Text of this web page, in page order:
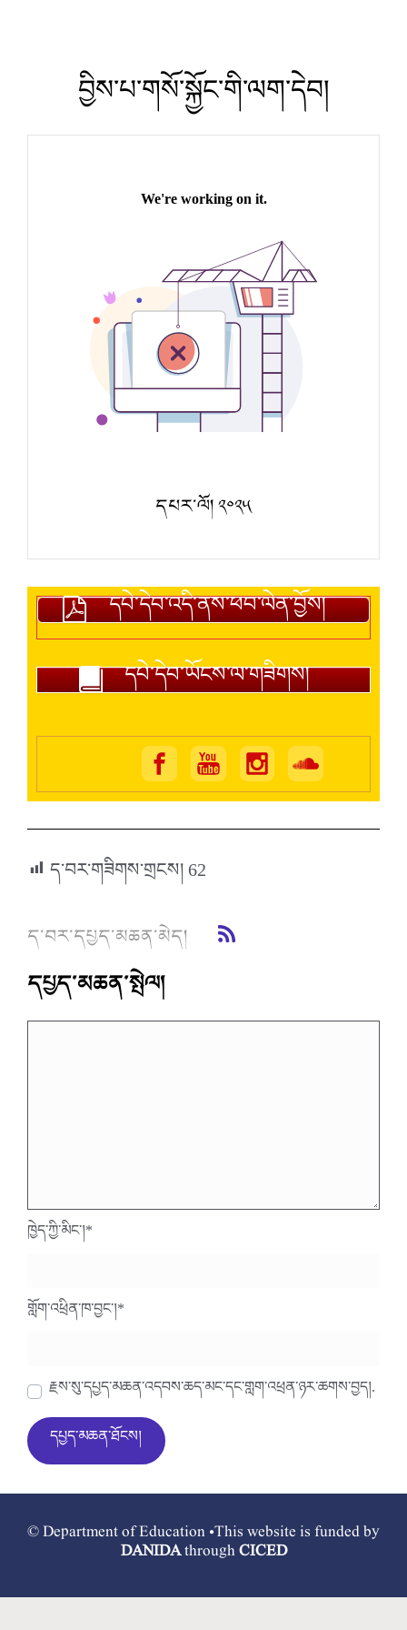
བྱིས་པ་གསོ་སྐྱོང་གི་ལག་དེབ།
དཔར་ལོ། ༢༠༢༥
དཔེ་དེབ་འདི་ནས་ཕབ་ལེན་བྱོས།
དཔེ་དེབ་ཡོངས་ལ་གཟིགས།
ད་བར་གཟིགས་གྲངས།62
ད་བར་དཔྱད་མཆན་མེད།
དཔྱད་མཆན་སྤེལ།
ཁྱེད་ཀྱི་མིང་།*
གློག་འཕྲིན་ཁ་བྱང་།*
རྗེས་སུ་དཔྱད་མཆན་འདེབས་ཆེད་མིང་དང་གློག་འཕྲིན་ཉར་ཚགས་བྱེད།.
© Department of Education •This website is funded by
DANIDAthroughCICED